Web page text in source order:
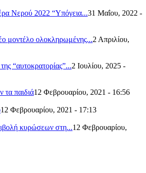
Νερού 2022 “Υπόγεια...31 Μαΐου, 2022 -
μοντέλο ολοκληρωμένης...2 Απριλίου,
“αυτοκρατορίας”...2 Ιουλίου, 2025 -
τα παιδιά12 Φεβρουαρίου, 2021 - 16:56
12 Φεβρουαρίου, 2021 - 17:13
κυρώσεων στη...12 Φεβρουαρίου,